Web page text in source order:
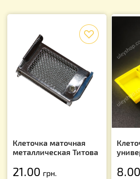
Клеточка маточная
металлическая Титова
21.00 грн. 8.00